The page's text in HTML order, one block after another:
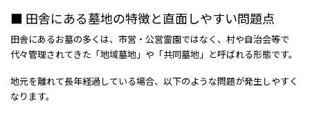
■ 田舎にある墓地の特徴と直面しやすい問題点
田舎にあるお墓の多くは、市営・公営霊園ではなく、村や自治会等で
代々管理されてきた「地域墓地」や「共同墓地」と呼ばれる形態です。
地元を離れて長年経過している場合、以下のような問題が発生しやすく
なります。